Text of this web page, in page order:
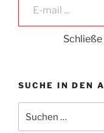
SUCHE IN DEN
nach: